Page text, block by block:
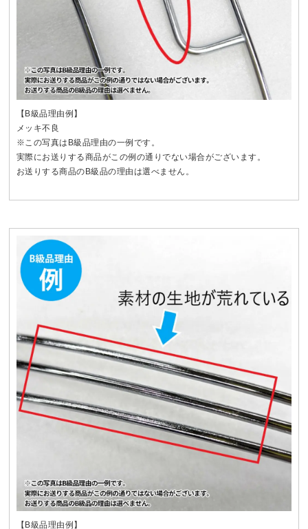
【B級品理由例】
メッキ不良
※この写真はB級品理由の一例です。
実際にお送りする商品がこの例の通りでない場合がございます。
お送りする商品のB級品の理由は選べません。
【B級品理由例】